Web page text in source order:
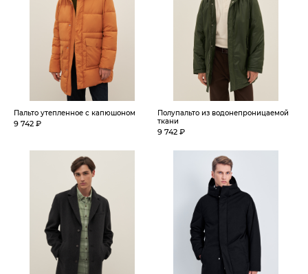
Пальто утепленное с капюшоном
9 742 ₽
Полупальто из водонепроницаемой
ткани
9 742 ₽